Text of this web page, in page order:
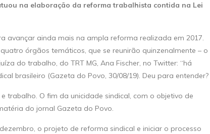
na elaboração da reforma trabalhista contida na Lei
avançar ainda mais na ampla reforma realizada em 2017.
órgãos temáticos, que se reunirão quinzenalmente – o
do trabalho, do TRT MG, Ana Fischer, no Twitter: “há
brasileiro (Gazeta do Povo, 30/08/19). Deu para entender?
trabalho. O fim da unicidade sindical, com o objetivo de
do jornal Gazeta do Povo.
o projeto de reforma sindical e iniciar o processo